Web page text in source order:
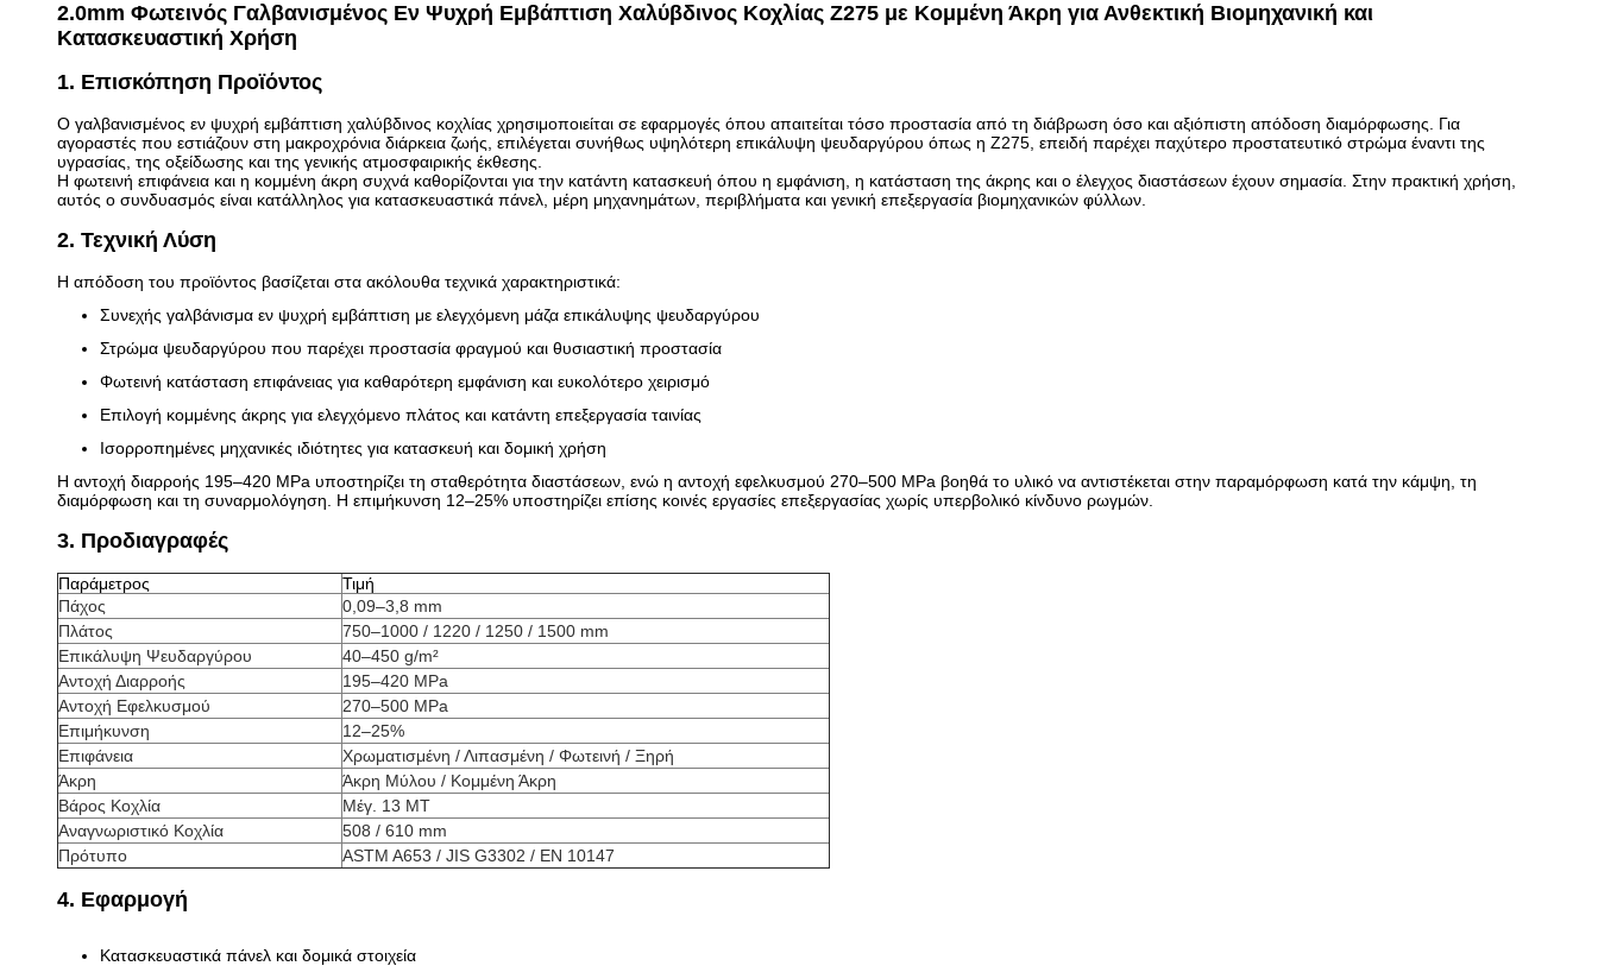
2.0mm Φωτεινός Γαλβανισμένος Εν Ψυχρή Εμβάπτιση Χαλύβδινος Κοχλίας Z275 με Κομμένη Άκρη για Ανθεκτική Βιομηχανική και
Κατασκευαστική Χρήση
1. Επισκόπηση Προϊόντος
Ο γαλβανισμένος εν ψυχρή εμβάπτιση χαλύβδινος κοχλίας χρησιμοποιείται σε εφαρμογές όπου απαιτείται τόσο προστασία από τη διάβρωση όσο και αξιόπιστη απόδοση διαμόρφωσης. Για
αγοραστές που εστιάζουν στη μακροχρόνια διάρκεια ζωής, επιλέγεται συνήθως υψηλότερη επικάλυψη ψευδαργύρου όπως η Z275, επειδή παρέχει παχύτερο προστατευτικό στρώμα έναντι της
υγρασίας, της οξείδωσης και της γενικής ατμοσφαιρικής έκθεσης.
Η φωτεινή επιφάνεια και η κομμένη άκρη συχνά καθορίζονται για την κατάντη κατασκευή όπου η εμφάνιση, η κατάσταση της άκρης και ο έλεγχος διαστάσεων έχουν σημασία. Στην πρακτική χρήση,
αυτός ο συνδυασμός είναι κατάλληλος για κατασκευαστικά πάνελ, μέρη μηχανημάτων, περιβλήματα και γενική επεξεργασία βιομηχανικών φύλλων.
2. Τεχνική Λύση
Η απόδοση του προϊόντος βασίζεται στα ακόλουθα τεχνικά χαρακτηριστικά:
Συνεχής γαλβάνισμα εν ψυχρή εμβάπτιση με ελεγχόμενη μάζα επικάλυψης ψευδαργύρου
Στρώμα ψευδαργύρου που παρέχει προστασία φραγμού και θυσιαστική προστασία
Φωτεινή κατάσταση επιφάνειας για καθαρότερη εμφάνιση και ευκολότερο χειρισμό
Επιλογή κομμένης άκρης για ελεγχόμενο πλάτος και κατάντη επεξεργασία ταινίας
Ισορροπημένες μηχανικές ιδιότητες για κατασκευή και δομική χρήση
Η αντοχή διαρροής 195–420 MPa υποστηρίζει τη σταθερότητα διαστάσεων, ενώ η αντοχή εφελκυσμού 270–500 MPa βοηθά το υλικό να αντιστέκεται στην παραμόρφωση κατά την κάμψη, τη
διαμόρφωση και τη συναρμολόγηση. Η επιμήκυνση 12–25% υποστηρίζει επίσης κοινές εργασίες επεξεργασίας χωρίς υπερβολικό κίνδυνο ρωγμών.
3. Προδιαγραφές
Παράμετρος
Τιμή
Πάχος
0,09–3,8 mm
Πλάτος
750–1000 / 1220 / 1250 / 1500 mm
Επικάλυψη Ψευδαργύρου
40–450 g/m²
Αντοχή Διαρροής
195–420 MPa
Αντοχή Εφελκυσμού
270–500 MPa
Επιμήκυνση
12–25%
Επιφάνεια
Χρωματισμένη / Λιπασμένη / Φωτεινή / Ξηρή
Άκρη
Άκρη Μύλου / Κομμένη Άκρη
Βάρος Κοχλία
Μέγ. 13 MT
Αναγνωριστικό Κοχλία
508 / 610 mm
Πρότυπο
ASTM A653 / JIS G3302 / EN 10147
4. Εφαρμογή
Κατασκευαστικά πάνελ και δομικά στοιχεία